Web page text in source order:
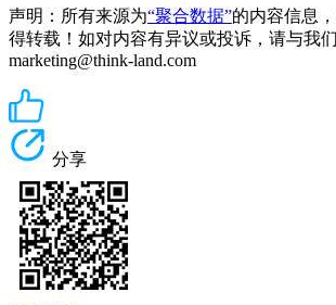
声明：所有来源为“聚合数据”的内容信息
得转载！如对内容有异议或投诉，请与我
marketing@think-land.com
分享